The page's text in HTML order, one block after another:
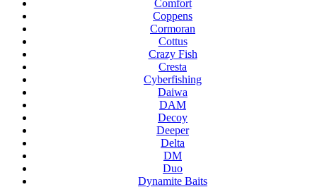
Comfort
Coppens
Cormoran
Cottus
Crazy Fish
Cresta
Cyberfishing
Daiwa
DAM
Decoy
Deeper
Delta
DM
Duo
Dynamite Baits